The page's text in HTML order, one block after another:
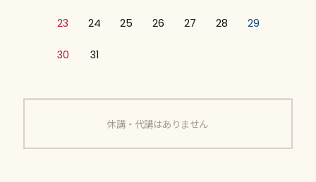
23 24 25 26 27 28 29
30 31
休講・代講はありません